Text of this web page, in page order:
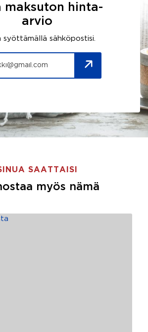
maksuton hinta-
arvio
syöttämällä sähköpostisi.
SAATTAISI
myös nämä